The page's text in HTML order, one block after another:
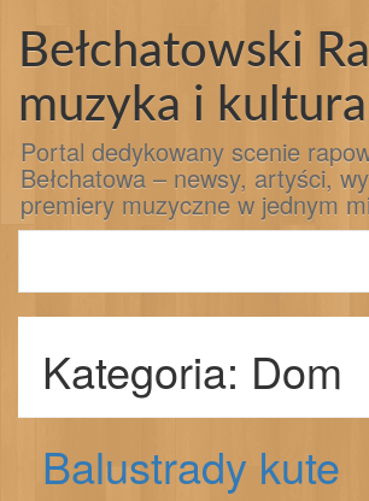
treściBełchatowski
muzyka i kultura
Portal dedykowany scenie
Bełchatowa – newsy, artyści,
premiery muzyczne w jednym
Kategoria: Dom
Balustrady kute